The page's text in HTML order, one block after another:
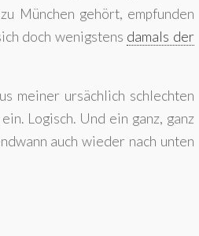
München gehört, empfunden
doch wenigstens damals der
meiner ursächlich schlechten
Logisch. Und ein ganz, ganz
auch wieder nach unten